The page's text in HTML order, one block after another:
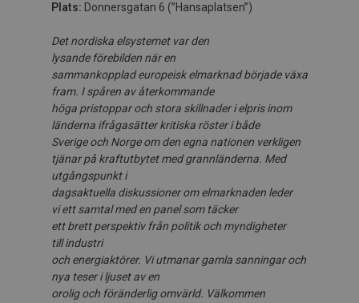
Plats: Donnersgatan 6 (”Hansaplatsen”)
Det nordiska elsystemet varden
lysandeförebilden nären
sammankoppladeuropeisk elmarknad började växa
fram. Ispåren av återkommande
höga pristopparoch stora skillnaderi elpris inom
länderna ifrågasätter kritiska rösteribåde
Sverigeoch Norge omden egna nationen verkligen
tjänar på kraftutbytet med grannländerna. Med
utgångspunkti
dagsaktuella diskussioneromelmarknaden leder
viettsamtalmeden panelsomtäcker
ettbrettperspektiv från politik och myndigheter
till industri
och energiaktörer. Viutmanar gamla sanningar och
nya teseriljuset aven
orolig och föränderlig omvärld. Välkommen